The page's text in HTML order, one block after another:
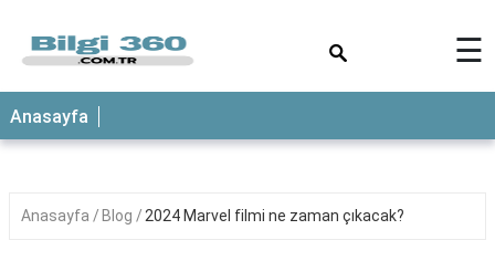
ANASAYFA
☰
Anasayfa
Anasayfa Blog 2024 Marvel filmi ne zaman çıkacak?